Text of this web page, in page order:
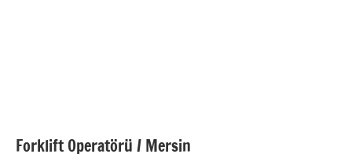
Forklift Operatörü / Mersin